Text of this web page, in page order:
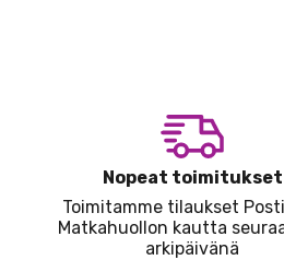
Nopeat toimitukset
Toimitamme tilaukset
Matkahuollon kautta
arkipäivänä